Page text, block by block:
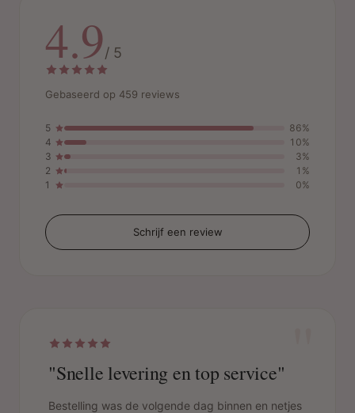
4.9/ 5
Gebaseerd op 459 reviews
5
86%
4
10%
3
3%
2
1%
1
0%
Schrijf een review
"Snelle levering en top service"
Bestelling was de volgende dag binnen en netjes